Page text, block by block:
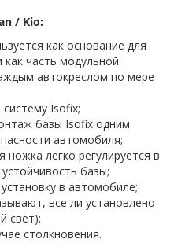
/ Kio:
как основание для
как часть модульной
автокреслом по мере
Isofix;
базы Isofix одним
автомобиля;
ножка легко регулируется в
базы;
в автомобиле;
все ли установлено
свет);
столкновения.